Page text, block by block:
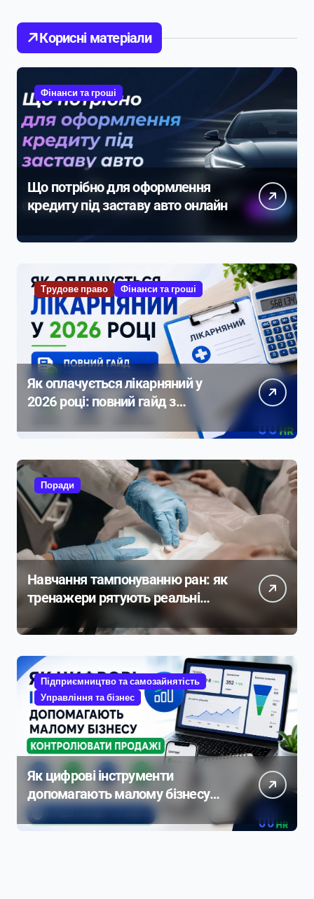
Корисні матеріали
Фінанси та гроші
Що потрібно для оформлення
кредиту під заставу авто онлайн
Трудове право Фінанси та гроші
Як оплачується лікарняний у
2026 році: повний гайд з
Поради
Навчання тампонуванню ран: як
тренажери рятують реальні
життя
Підприємництво та самозайнятість
Управління та бізнес
Як цифрові інструменти
допомагають малому бізнесу
контролювати продажі